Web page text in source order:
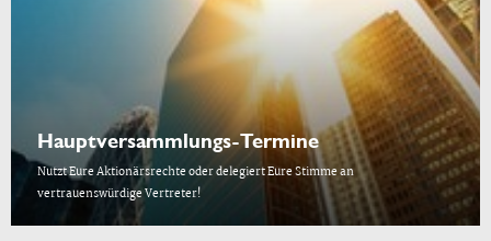
Hauptversammlungs-Termine
Nutzt Eure Aktionärsrechte oder delegiert Eure Stimme an
vertrauenswürdige Vertreter!